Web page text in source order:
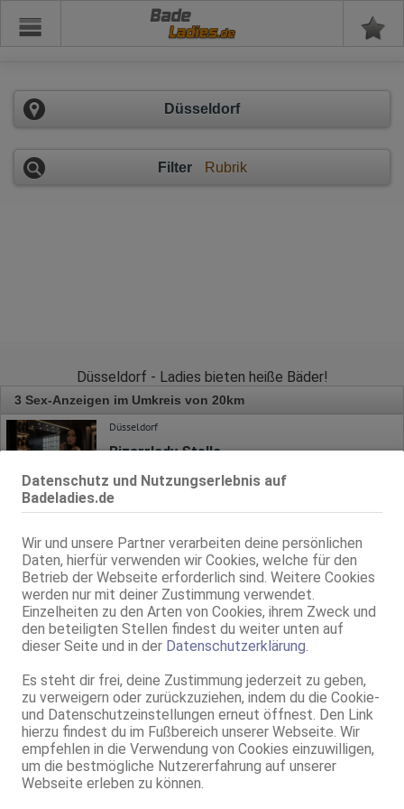
Datenschutz und Nutzungserlebnis auf
Badeladies.de
Wir und unsere Partner verarbeiten deine persönlichen
Daten, hierfür verwenden wir Cookies, welche für den
Betrieb der Webseite erforderlich sind. Weitere Cookies
werden nur mit deiner Zustimmung verwendet.
Einzelheiten zu den Arten von Cookies, ihrem Zweck und
den beteiligten Stellen findest du weiter unten auf
dieser Seite und in der Datenschutzerklärung
Es steht dir frei, deine Zustimmung jederzeit zu geben,
zu verweigern oder zurückzuziehen, indem du die Cookie-
und Datenschutzeinstellungen erneut öffnest. Den Link
hierzu findest du im Fußbereich unserer Webseite. Wir
empfehlen in die Verwendung von Cookies einzuwilligen,
um die bestmögliche Nutzererfahrung auf unserer
Webseite erleben zu können.
Bade
Düsseldorf
Filter Rubrik
Düsseldorf - Ladies bieten heiße Bäder!
3 Sex-Anzeigen im Umkreis von 20km
Düsseldorf
Bizarrlady Stella
70A, KF 34, 1.70m, total rasiert, deutsch
NSa, kein GV, DSa, KBp, Mast., FE, VE
14.2km, Industriestr. 14
Mademoiselle Karma
Studio Mabella
85C, KF 42, 1.66m, 84 kg, total rasiert, deutsch
AV, 69, DT, NSa, NSp, devot, Franz b. Ihr
Mettmann
Lady Isabella
Studio Mabella
75C, KF 36, 1.67m, 60 kg, total rasiert, deutsch
NSa, AV b. Ihm, DSa, FAa, RS, FE, VE
Anzeige